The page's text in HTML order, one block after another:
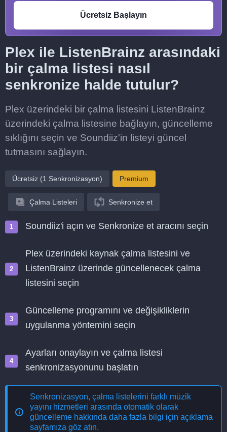
Ücretsiz Başlayın
Plex ile ListenBrainz arasındaki
bir çalma listesi nasıl
senkronize halde tutulur?
Plex üzerindeki bir çalma listesini ListenBrainz
üzerindeki çalma listesine bağlayın, güncelleme
sıklığını seçin ve Soundiiz'in listeyi güncel
tutmasını sağlayın.
Ücretsiz (1 Senkronizasyon) Premium
Çalma Listeleri Senkronize et
Soundiiz'i açın ve Senkronize et aracını seçin
Plex üzerindeki kaynak çalma listesini ve
ListenBrainz üzerinde güncellenecek çalma
listesini seçin
Güncelleme programını ve değişikliklerin
uygulanma yöntemini seçin
Ayarları onaylayın ve çalma listesi
senkronizasyonunu başlatın
Senkronizasyon, çalma listelerini farklı müzik
yayını hizmetleri arasında otomatik olarak
güncelleme hakkında daha fazla bilgi için açıklama
sayfamıza göz atın.